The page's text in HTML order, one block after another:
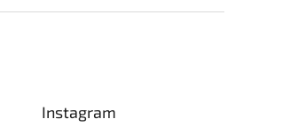
Instagram